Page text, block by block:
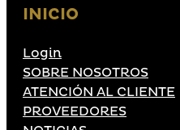
INICIO
Login
SOBRE NOSOTROS
ATENCIÓN AL CLIENTE
PROVEEDORES